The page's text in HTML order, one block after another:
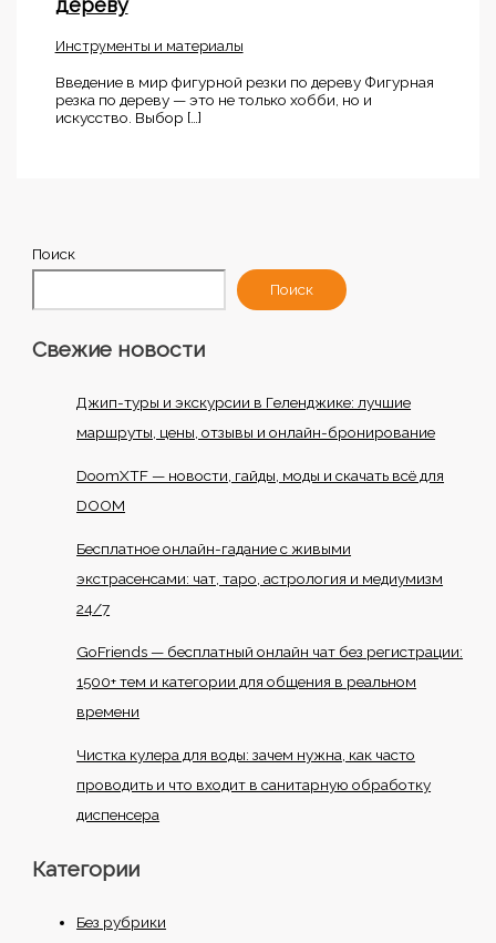
Инструменты и материалы
Введение в мир фигурной резки по дереву Фигурная
резка по дереву — это не только хобби, но и
искусство. Выбор […]
Поиск
Поиск
Свежие новости
Джип-туры и экскурсии в Геленджике: лучшие
маршруты, цены, отзывы и онлайн-бронирование
DoomXTF — новости, гайды, моды и скачать всё для
DOOM
Бесплатное онлайн-гадание с живыми
экстрасенсами: чат, таро, астрология и медиумизм
24/7
GoFriends — бесплатный онлайн чат без регистрации:
1500+ тем и категории для общения в реальном
времени
Чистка кулера для воды: зачем нужна, как часто
проводить и что входит в санитарную обработку
диспенсера
Категории
Без рубрики